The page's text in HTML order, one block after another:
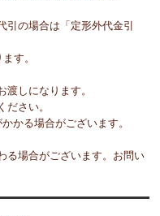
引の場合は「定形外代金引
す。
渡しになります。
ださい。
かる場合がございます。
る場合がございます。お問い